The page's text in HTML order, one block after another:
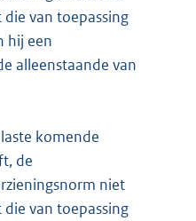
van toepassing
hij een
alleenstaande van
komende
de
niet
van toepassing